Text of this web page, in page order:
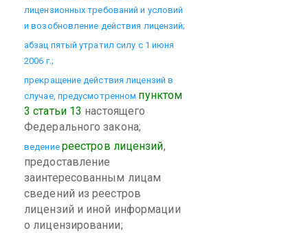
лицензионных требований и условий
и возобновление действия лицензий;
абзац пятый утратил силу с 1 июня
2006 г.;
прекращение действия лицензий в
случае, предусмотренном пунктом
3 статьи 13 настоящего
Федерального закона;
ведение реестров лицензий,
предоставление
заинтересованным лицам
сведений из реестров
лицензий и иной информации
о лицензировании;